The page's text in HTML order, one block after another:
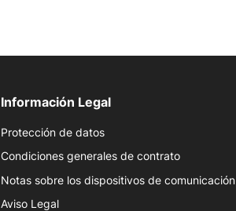
Información Legal
Protección de datos
Condiciones generales de contrato
Notas sobre los dispositivos de comunicación
Aviso Legal